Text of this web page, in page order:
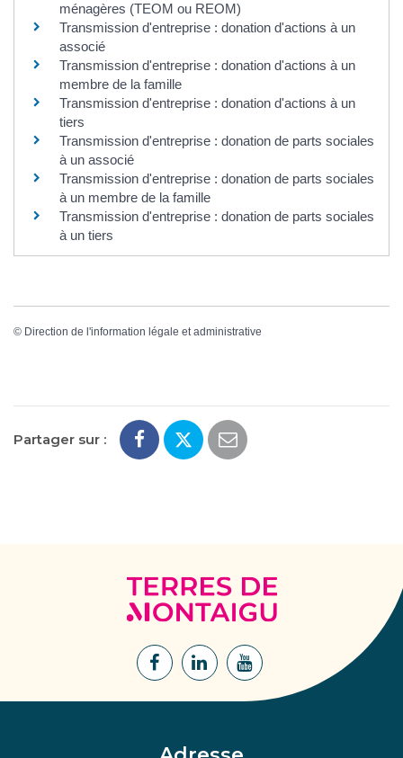
ménagères (TEOM ou REOM)
Transmission d'entreprise : donation d'actions à un
associé
Transmission d'entreprise : donation d'actions à un
membre de la famille
Transmission d'entreprise : donation d'actions à un
tiers
Transmission d'entreprise : donation de parts sociales
à un associé
Transmission d'entreprise : donation de parts sociales
à un membre de la famille
Transmission d'entreprise : donation de parts sociales
à un tiers
© Direction de l'information légale et administrative
Partager sur :
Terres
de
Montaigu
Lien
Facebook
Lien
Lien